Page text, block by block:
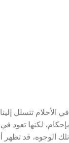
في الأحلام تتسلل
بإحكام، لكنها تعود
تلك الوجوه، قد تظهر